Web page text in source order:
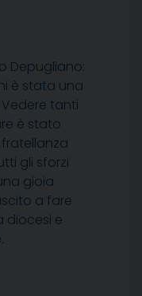
Depugliano:
è stata una
tanti
è stato
gli sforzi
gioia
a fare
diocesi e